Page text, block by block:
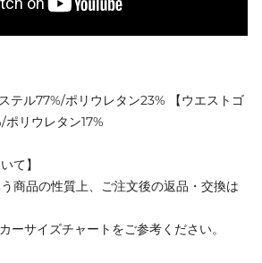
テル77%/ポリウレタン23% 【ウエストゴ
リウレタン17%
て】
商品の性質上、ご注文後の返品・交換は
ーサイズチャートをご参考ください。